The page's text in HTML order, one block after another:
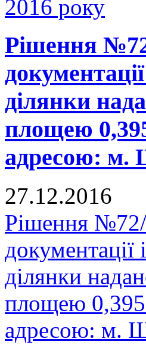
2016 року
Рішення
ділянки
площею
адресою: м.
27.12.2016
Рішення №72/
ділянки
площею
адресою: м.